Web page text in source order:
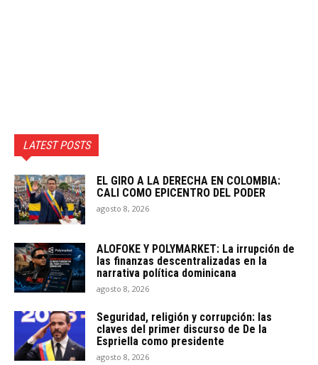
LATEST POSTS
EL GIRO A LA DERECHA EN COLOMBIA:
CALI COMO EPICENTRO DEL PODER
agosto 8, 2026
ALOFOKE Y POLYMARKET: La irrupción de
las finanzas descentralizadas en la
narrativa política dominicana
agosto 8, 2026
Seguridad, religión y corrupción: las
claves del primer discurso de De la
Espriella como presidente
agosto 8, 2026